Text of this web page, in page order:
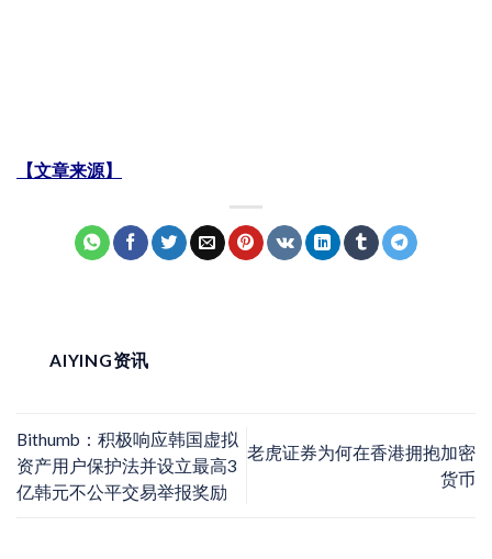
【文章来源】
AIYING资讯
Bithumb：积极响应韩国虚拟
资产用户保护法并设立最高3
亿韩元不公平交易举报奖励
老虎证券为何在香港拥抱加密
货币